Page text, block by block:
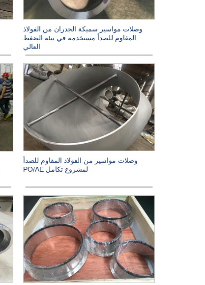
وصلات مواسير سميكة الجدران من الفولاذ
المقاوم للصدأ مستخدمة في بيئة الضغط
العالي
وصلات مواسير من الفولاذ المقاوم للصدأ
لمشروع تكامل PO/AE